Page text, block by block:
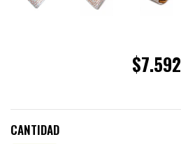
$7.592
CANTIDAD